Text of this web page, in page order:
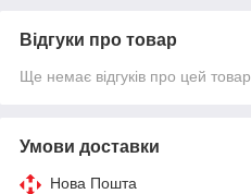
Відгуки про товар
Ще немає відгуків про цей товар
Умови доставки
Нова Пошта